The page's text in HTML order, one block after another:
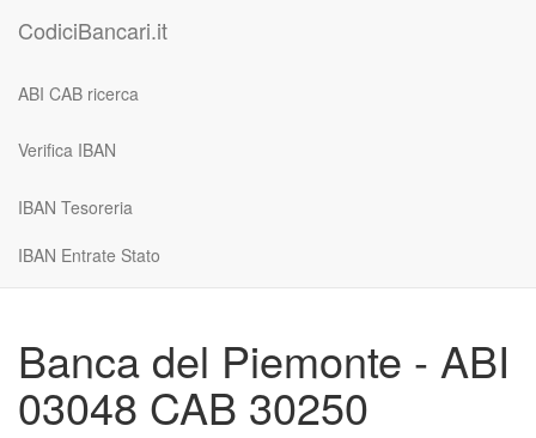
CodiciBancari.it
ABI CAB ricerca
Verifica IBAN
IBAN Tesoreria
IBAN Entrate Stato
Banca del Piemonte - ABI
03048 CAB 30250